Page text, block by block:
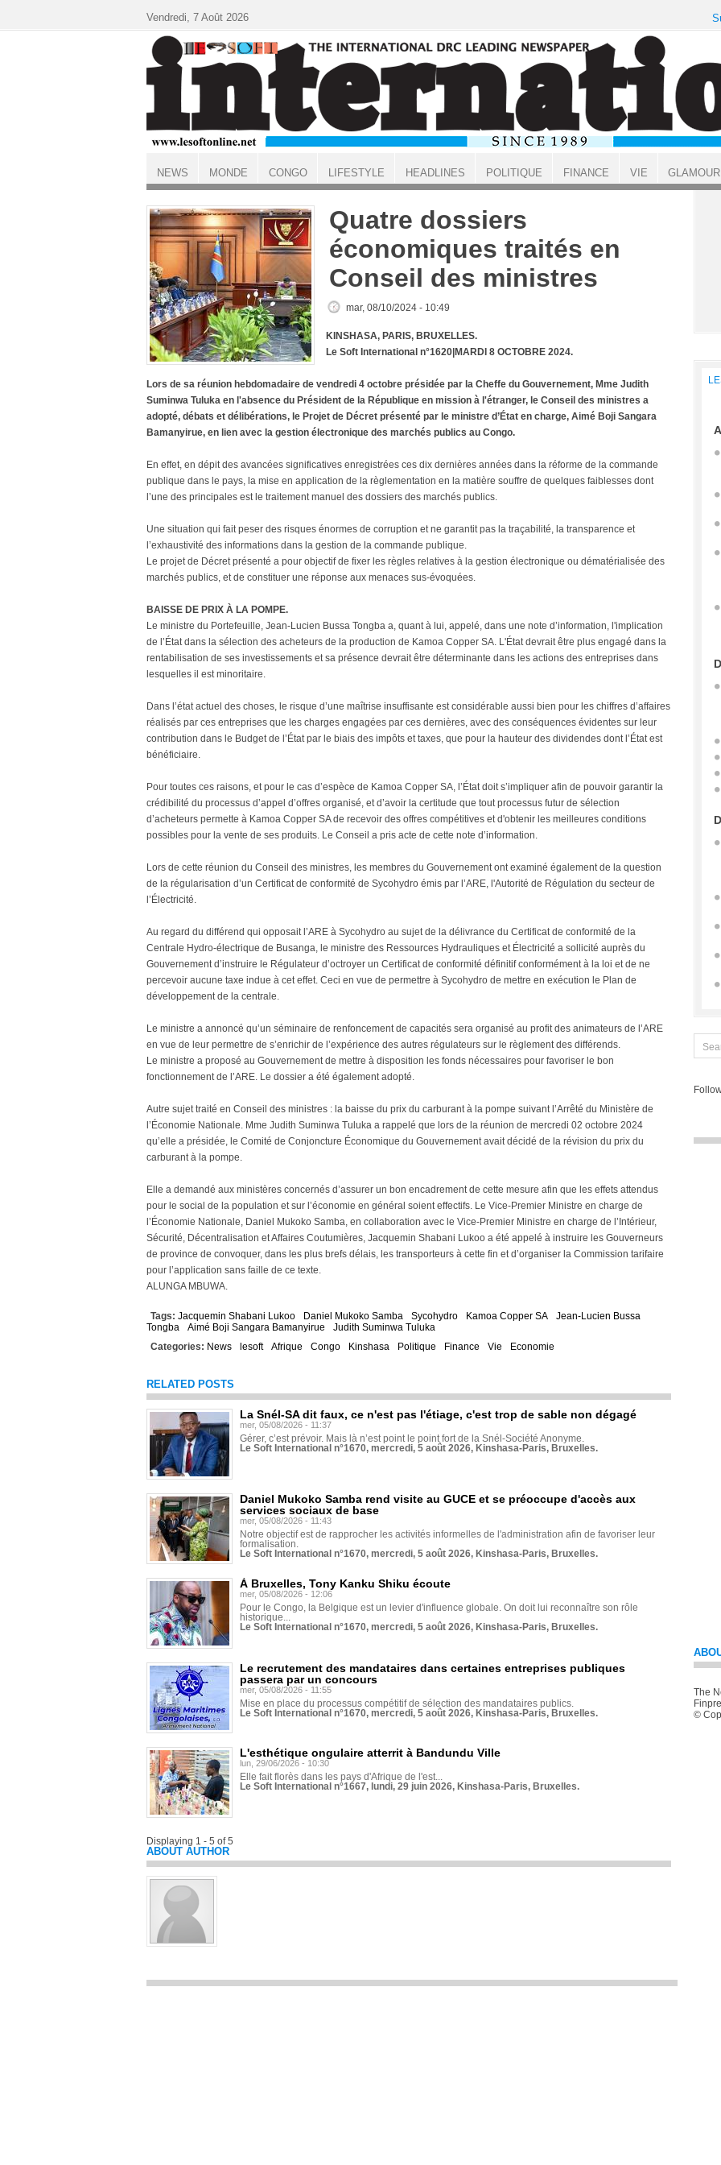
ACCUEIL
Quatre dossiers
économiques traités en
Conseil des ministres
mar, 08/10/2024 - 10:49
KINSHASA, PARIS, BRUXELLES.
Le Soft International n°1620|MARDI 8 OCTOBRE 2024.
Lors de sa réunion hebdomadaire de vendredi 4 octobre présidée par la Cheffe du Gouvernement, Mme Judith
Suminwa Tuluka en l'absence du Président de la République en mission à l'étranger, le Conseil des ministres a
adopté, débats et délibérations, le Projet de Décret présenté par le ministre d’État en charge, Aimé Boji Sangara
Bamanyirue, en lien avec la gestion électronique des marchés publics au Congo.
En effet, en dépit des avancées significatives enregistrées ces dix dernières années dans la réforme de la commande
publique dans le pays, la mise en application de la règlementation en la matière souffre de quelques faiblesses dont
l’une des principales est le traitement manuel des dossiers des marchés publics.
Une situation qui fait peser des risques énormes de corruption et ne garantit pas la traçabilité, la transparence et
l’exhaustivité des informations dans la gestion de la commande publique.
Le projet de Décret présenté a pour objectif de fixer les règles relatives à la gestion électronique ou dématérialisée des
marchés publics, et de constituer une réponse aux menaces sus-évoquées.
BAISSE DE PRIX À LA POMPE.
Le ministre du Portefeuille, Jean-Lucien Bussa Tongba a, quant à lui, appelé, dans une note d’information, l'implication
de l’État dans la sélection des acheteurs de la production de Kamoa Copper SA. L'État devrait être plus engagé dans la
rentabilisation de ses investissements et sa présence devrait être déterminante dans les actions des entreprises dans
lesquelles il est minoritaire.
Dans l’état actuel des choses, le risque d’une maîtrise insuffisante est considérable aussi bien pour les chiffres d’affaires
réalisés par ces entreprises que les charges engagées par ces dernières, avec des conséquences évidentes sur leur
contribution dans le Budget de l’État par le biais des impôts et taxes, que pour la hauteur des dividendes dont l’État est
bénéficiaire.
Pour toutes ces raisons, et pour le cas d’espèce de Kamoa Copper SA, l’État doit s’impliquer afin de pouvoir garantir la
crédibilité du processus d’appel d’offres organisé, et d’avoir la certitude que tout processus futur de sélection
d’acheteurs permette à Kamoa Copper SA de recevoir des offres compétitives et d'obtenir les meilleures conditions
possibles pour la vente de ses produits. Le Conseil a pris acte de cette note d’information.
Lors de cette réunion du Conseil des ministres, les membres du Gouvernement ont examiné également de la question
de la régularisation d’un Certificat de conformité de Sycohydro émis par l’ARE, l'Autorité de Régulation du secteur de
l’Électricité.
Au regard du différend qui opposait l’ARE à Sycohydro au sujet de la délivrance du Certificat de conformité de la
Centrale Hydro-électrique de Busanga, le ministre des Ressources Hydrauliques et Électricité a sollicité auprès du
Gouvernement d’instruire le Régulateur d’octroyer un Certificat de conformité définitif conformément à la loi et de ne
percevoir aucune taxe indue à cet effet. Ceci en vue de permettre à Sycohydro de mettre en exécution le Plan de
développement de la centrale.
Le ministre a annoncé qu’un séminaire de renfoncement de capacités sera organisé au profit des animateurs de l’ARE
en vue de leur permettre de s’enrichir de l’expérience des autres régulateurs sur le règlement des différends.
Le ministre a proposé au Gouvernement de mettre à disposition les fonds nécessaires pour favoriser le bon
fonctionnement de l’ARE. Le dossier a été également adopté.
Autre sujet traité en Conseil des ministres : la baisse du prix du carburant à la pompe suivant l’Arrêté du Ministère de
l’Économie Nationale. Mme Judith Suminwa Tuluka a rappelé que lors de la réunion de mercredi 02 octobre 2024
qu’elle a présidée, le Comité de Conjoncture Économique du Gouvernement avait décidé de la révision du prix du
carburant à la pompe.
Elle a demandé aux ministères concernés d’assurer un bon encadrement de cette mesure afin que les effets attendus
pour le social de la population et sur l’économie en général soient effectifs. Le Vice-Premier Ministre en charge de
l’Économie Nationale, Daniel Mukoko Samba, en collaboration avec le Vice-Premier Ministre en charge de l’Intérieur,
Sécurité, Décentralisation et Affaires Coutumières, Jacquemin Shabani Lukoo a été appelé à instruire les Gouverneurs
de province de convoquer, dans les plus brefs délais, les transporteurs à cette fin et d’organiser la Commission tarifaire
pour l’application sans faille de ce texte.
ALUNGA MBUWA.
Tags: Jacquemin Shabani Lukoo Daniel Mukoko Samba Sycohydro Kamoa Copper SA
Jean-Lucien Bussa
Tongba
Aimé Boji Sangara Bamanyirue
Judith Suminwa Tuluka
Categories: News lesoft Afrique Congo Kinshasa Politique Finance Vie Economie
RELATED POSTS
La Snél-SA dit faux, ce n'est pas l'étiage, c'est trop de sable non dégagé
mer, 05/08/2026 - 11:37
Gérer, c’est prévoir. Mais là n’est point le point fort de la Snél-Société Anonyme.
Le Soft International n°1670, mercredi, 5 août 2026, Kinshasa-Paris, Bruxelles.
Daniel Mukoko Samba rend visite au GUCE et se préoccupe d'accès aux
services sociaux de base
mer, 05/08/2026 - 11:43
Notre objectif est de rapprocher les activités informelles de l'administration afin de favoriser leur
formalisation.
Le Soft International n°1670, mercredi, 5 août 2026, Kinshasa-Paris, Bruxelles.
À Bruxelles, Tony Kanku Shiku écoute
mer, 05/08/2026 - 12:06
Pour le Congo, la Belgique est un levier d'influence globale. On doit lui reconnaître son rôle
historique...
Le Soft International n°1670, mercredi, 5 août 2026, Kinshasa-Paris, Bruxelles.
Le recrutement des mandataires dans certaines entreprises publiques
passera par un concours
mer, 05/08/2026 - 11:55
Mise en place du processus compétitif de sélection des mandataires publics.
Le Soft International n°1670, mercredi, 5 août 2026, Kinshasa-Paris, Bruxelles.
L'esthétique ongulaire atterrit à Bandundu Ville
lun, 29/06/2026 - 10:30
Elle fait florès dans les pays d'Afrique de l'est...
Le Soft International n°1667, lundi, 29 juin 2026, Kinshasa-Paris, Bruxelles.
Displaying 1 - 5 of 5
ABOUT AUTHOR
The
©
Vendredi, 7 Août 2026
NEWS MONDE CONGO LIFESTYLE HEADLINES POLITIQUE FINANCE VIE GLAMOUR